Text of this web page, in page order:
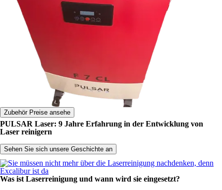
Zubehör Preise ansehe
PULSAR Laser: 9 Jahre Erfahrung in der Entwicklung von
Laser reinigern
Sehen Sie sich unsere Geschichte an
Was ist Laserreinigung und wann wird sie eingesetzt?